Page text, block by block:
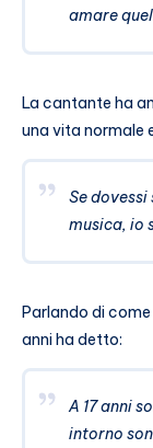
amare
La cantante ha
una vita normale
Se
musica, io
Parlando di
anni ha detto:
A 17 anni
intorno